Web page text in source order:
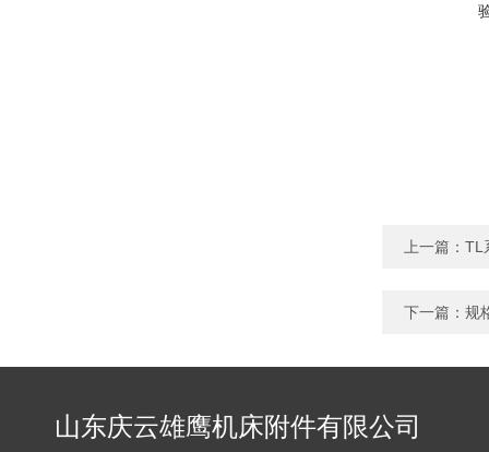
上一篇： TL
下一篇： 规
山东庆云雄鹰机床附件有限公司